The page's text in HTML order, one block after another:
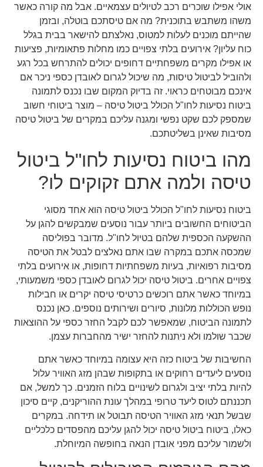
אולי אפילו שוכרים רכב לטיולים עצמאיים. אבל מה קורה כאשר
משהו משתבש בתוכנית? מה אם טיסתכם בוטלה, ובזמן
שהייתם מוכנים לעלות למטוס, נאלצתם להישאר בבית בגלל
כוח עליון? אירועים בלתי צפויים כמו מחלות פתאומיות, פציעות
או אפילו מקרים משפחתיים דחופים יכולים להתרחש בכל רגע
ולהוביל לביטול טיסות, מה שיכול לגרום לאובדן כספי ניכר אם
אינכם מבוטחים כראוי. זה בדיוק המקום שבו נכנס לתמונה
ביטוח נסיעות לחו"ל הכולל ביטול טיסה – מוצר ביטוחי חשוב
שמספק לכם שקט נפשי ומגנה עליכם במקרים של ביטול טיסה
מסיבות שאינן בשליטתכם.
מהו ביטוח נסיעות לחו"ל ביטול
טיסה ולמה אתם זקוקים לו?
ביטוח נסיעות לחו"ל הכולל ביטול טיסה הוא אחד מסוגי
הביטוחים החשובים ביותר עבור נוסעים שמבקשים להגן על
ההשקעה הכספית שלהם בטיול לחו"ל. מדובר בפוליסה
שמכסה אתכם במקרה שבו אתם נאלצים לבטל את הטיסה
מסיבות רפואיות, בעיות משפחתיות דחופות, או אירועים בלתי
צפויים אחרים. ביטול טיסה יכול לגרום לאובדן כספי משמעותי,
במיוחד כאשר אתם רוכשים כרטיסי טיסה יקרים או חבילות
נופש הכוללות מלונות, סיורים ושירותים נוספים. כאן נכנס
לתמונה הביטוח, שמאפשר לכם לקבל החזר כספי על ההוצאות
שכבר שולמו ולא ניתנות להחזר ישיר מהחברות עצמן.
החשיבות של ביטוח כזה היא עצומה במיוחד כאשר אתם
נוסעים ליעדים רחוקים או בתקופות שבהן מזג האוויר עלול
להיות בלתי יציב ולגרום לשינויים בלוח הזמנים. כך למשל, אם
תכננתם לטוס ליעד טרופי במהלך עונת ההוריקנים, קיים סיכון
שבשל תנאי מזג האוויר הטיסה תבוטל או תידחה. במקרים
כאלו, ביטוח ביטול טיסה יכול להגן עליכם מהפסדים כלכליים
ולשמור עליכם מפני אובדן הנאה בחופשה המיוחלת.